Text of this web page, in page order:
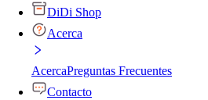
DiDi Shop
Acerca
AcercaPreguntas Frecuentes
Contacto